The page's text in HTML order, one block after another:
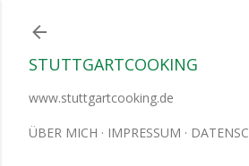
STUTTGARTCOOKING
www.stuttgartcooking.de
ÜBER MICH IMPRESSUM